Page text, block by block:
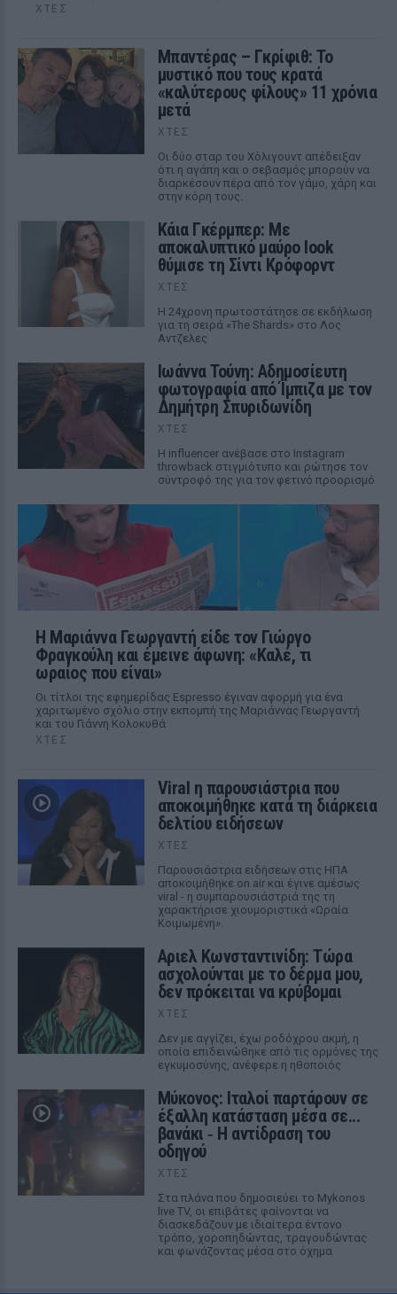
ΧΤΕΣ
Μπαντέρας – Γκρίφιθ: Το
μυστικό που τους κρατά
«καλύτερους φίλους» 11 χρόνια
μετά
ΧΤΕΣ
Οι δύο σταρ του Χόλιγουντ απέδειξαν
ότι η αγάπη και ο σεβασμός μπορούν να
διαρκέσουν πέρα από τον γάμο, χάρη και
στην κόρη τους.
Κάια Γκέρμπερ: Με
αποκαλυπτικό μαύρο look
θύμισε τη Σίντι Κρόφορντ
ΧΤΕΣ
Η 24χρονη πρωτοστάτησε σε εκδήλωση
για τη σειρά «The Shards» στο Λος
Αντζελες
Ιωάννα Τούνη: Αδημοσίευτη
φωτογραφία από Ίμπιζα με τον
Δημήτρη Σπυριδωνίδη
ΧΤΕΣ
Η influencer ανέβασε στο Instagram
throwback στιγμιότυπο και ρώτησε τον
σύντροφό της για τον φετινό προορισμό
Η Μαριάννα Γεωργαντή είδε τον Γιώργο
Φραγκούλη και έμεινε άφωνη: «Καλέ, τι
ωραίος που είναι»
Οι τίτλοι της εφημερίδας Espresso έγιναν αφορμή για ένα
χαριτωμένο σχόλιο στην εκπομπή της Μαριάννας Γεωργαντή
και του Γιάννη Κολοκυθά
ΧΤΕΣ
Viral η παρουσιάστρια που
αποκοιμήθηκε κατά τη διάρκεια
δελτίου ειδήσεων
ΧΤΕΣ
Παρουσιάστρια ειδήσεων στις ΗΠΑ
αποκοιμήθηκε on air και έγινε αμέσως
viral - η συμπαρουσιάστριά της τη
χαρακτήρισε χιουμοριστικά «Ωραία
Κοιμωμένη».
Αριελ Κωνσταντινίδη: Τώρα
ασχολούνται με το δέρμα μου,
δεν πρόκειται να κρύβομαι
ΧΤΕΣ
Δεν με αγγίζει, έχω ροδόχρου ακμή, η
οποία επιδεινώθηκε από τις ορμόνες της
εγκυμοσύνης, ανέφερε η ηθοποιός
Μύκονος: Ιταλοί παρτάρουν σε
έξαλλη κατάσταση μέσα σε...
βανάκι ‑ Η αντίδραση του
οδηγού
ΧΤΕΣ
Στα πλάνα που δημοσιεύει το Mykonos
live TV, οι επιβάτες φαίνονται να
διασκεδάζουν με ιδιαίτερα έντονο
τρόπο, χοροπηδώντας, τραγουδώντας
και φωνάζοντας μέσα στο όχημα